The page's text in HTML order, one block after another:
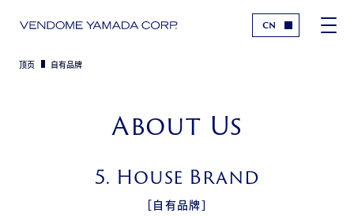
CN
顶页 ⾃有品牌
About Us
5. House Brand
［⾃有品牌］